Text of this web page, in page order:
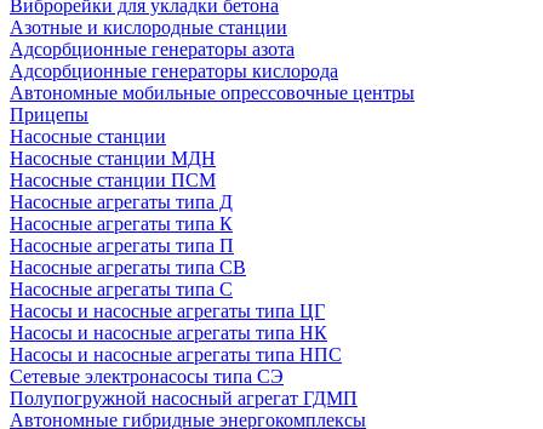
Виброрейки для укладки бетона
Азотные и кислородные станции
Адсорбционные генераторы азота
Адсорбционные генераторы кислорода
Автономные мобильные опрессовочные центры
Прицепы
Насосные станции
Насосные станции МДН
Насосные станции ПСМ
Насосные агрегаты типа Д
Насосные агрегаты типа К
Насосные агрегаты типа П
Насосные агрегаты типа СВ
Насосные агрегаты типа С
Насосы и насосные агрегаты типа ЦГ
Насосы и насосные агрегаты типа НК
Насосы и насосные агрегаты типа НПС
Сетевые электронасосы типа СЭ
Полупогружной насосный агрегат ГДМП
Автономные гибридные энергокомплексы